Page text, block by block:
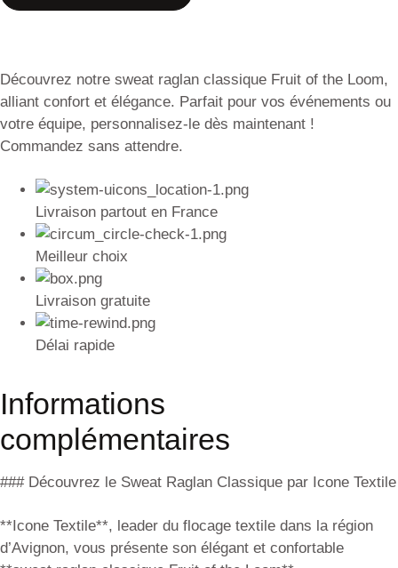
Découvrez notre sweat raglan classique Fruit of the Loom,
alliant confort et élégance. Parfait pour vos événements ou
votre équipe, personnalisez-le dès maintenant !
Commandez sans attendre.
Livraison partout en France
Meilleur choix
Livraison gratuite
Délai rapide
Informations
complémentaires
### Découvrez le Sweat Raglan Classique par Icone Textile
**Icone Textile**, leader du flocage textile dans la région
d’Avignon, vous présente son élégant et confortable